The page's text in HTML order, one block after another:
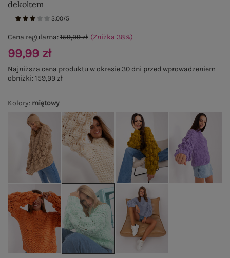
dekoltem
3.00/5
Kolory: miętowy
Cena regularna:159,99 zł (Zniżka 38%)
99,99 zł
Najniższa cena produktu w okresie 30 dni przed wprowadzeniem
obniżki:159,99 zł